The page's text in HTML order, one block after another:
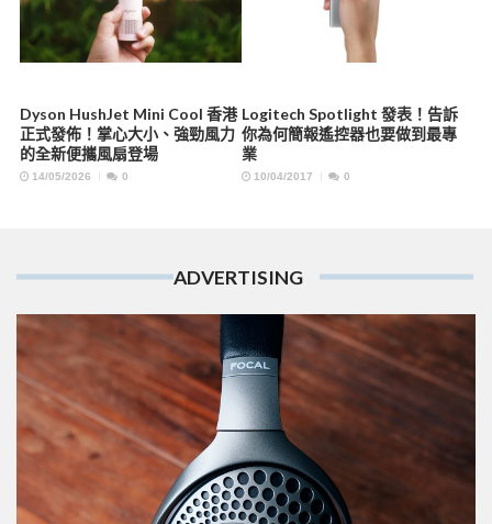
Dyson HushJet Mini Cool 香港
正式發佈！掌心大小、強勁風力
的全新便攜風扇登場
14/05/2026 0
Logitech Spotlight 發表！告訴
你為何簡報遙控器也要做到最專
業
10/04/2017 0
ADVERTISING